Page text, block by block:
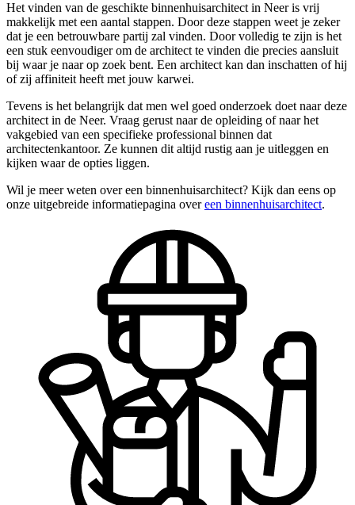
Het vinden van de geschikte binnenhuisarchitect in Neer is vrij
makkelijk met een aantal stappen. Door deze stappen weet je zeker
dat je een betrouwbare partij zal vinden. Door volledig te zijn is het
een stuk eenvoudiger om de architect te vinden die precies aansluit
bij waar je naar op zoek bent. Een architect kan dan inschatten of hij
of zij affiniteit heeft met jouw karwei.
Tevens is het belangrijk dat men wel goed onderzoek doet naar deze
architect in de Neer. Vraag gerust naar de opleiding of naar het
vakgebied van een specifieke professional binnen dat
architectenkantoor. Ze kunnen dit altijd rustig aan je uitleggen en
kijken waar de opties liggen.
Wil je meer weten over een binnenhuisarchitect? Kijk dan eens op
onze uitgebreide informatiepagina overeen binnenhuisarchitect.